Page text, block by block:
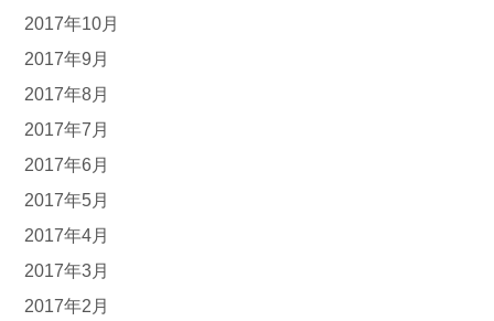
2017年10月
2017年9月
2017年8月
2017年7月
2017年6月
2017年5月
2017年4月
2017年3月
2017年2月